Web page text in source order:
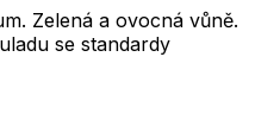
Zelená a ovocná vůně.
se standardy